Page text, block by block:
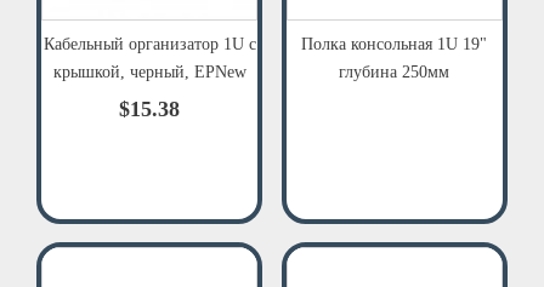
Кабельный организатор 1U с
крышкой, черный, EPNew
$15.38
Полка консольная 1U 19"
глубина 250мм